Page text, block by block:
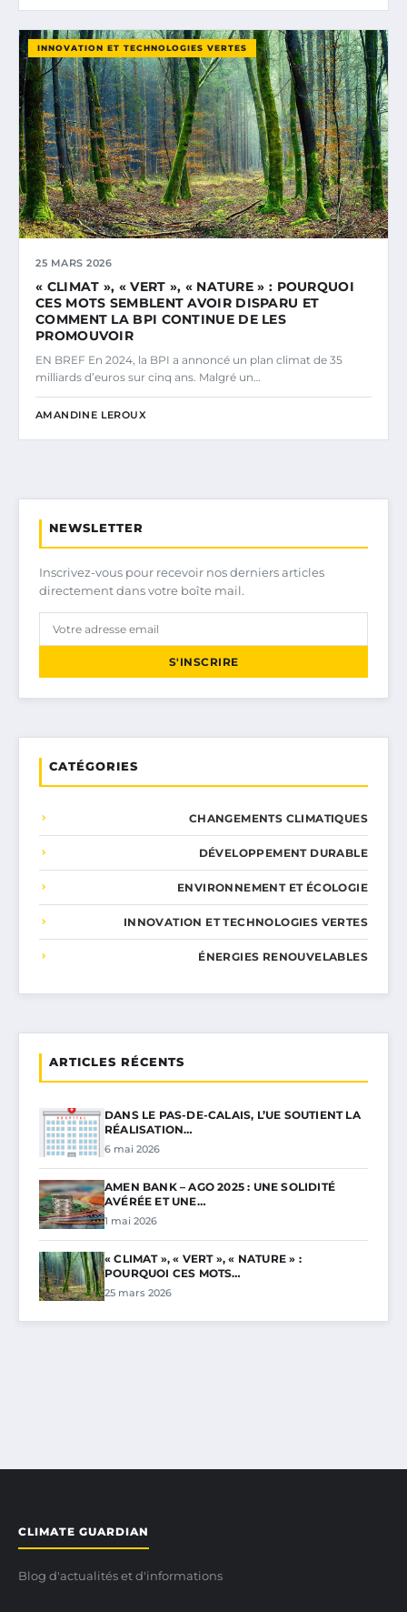
INNOVATION ET TECHNOLOGIES VERTES
25 MARS 2026
« CLIMAT », « VERT », « NATURE » : POURQUOI
CES MOTS SEMBLENT AVOIR DISPARU ET
COMMENT LA BPI CONTINUE DE LES
PROMOUVOIR
EN BREF En 2024, la BPI a annoncé un plan climat de 35
milliards d’euros sur cinq ans. Malgré un…
AMANDINE LEROUX
NEWSLETTER
Inscrivez-vous pour recevoir nos derniers articles
directement dans votre boîte mail.
S'INSCRIRE
CATÉGORIES
CHANGEMENTS CLIMATIQUES
DÉVELOPPEMENT DURABLE
ENVIRONNEMENT ET ÉCOLOGIE
INNOVATION ET TECHNOLOGIES VERTES
ÉNERGIES RENOUVELABLES
ARTICLES RÉCENTS
DANS LE PAS-DE-CALAIS, L’UE SOUTIENT LA
RÉALISATION…
6 mai 2026
AMEN BANK – AGO 2025 : UNE SOLIDITÉ
AVÉRÉE ET UNE…
1 mai 2026
« CLIMAT », « VERT », « NATURE » :
POURQUOI CES MOTS…
25 mars 2026
CLIMATE GUARDIAN
Blog d'actualités et d'informations